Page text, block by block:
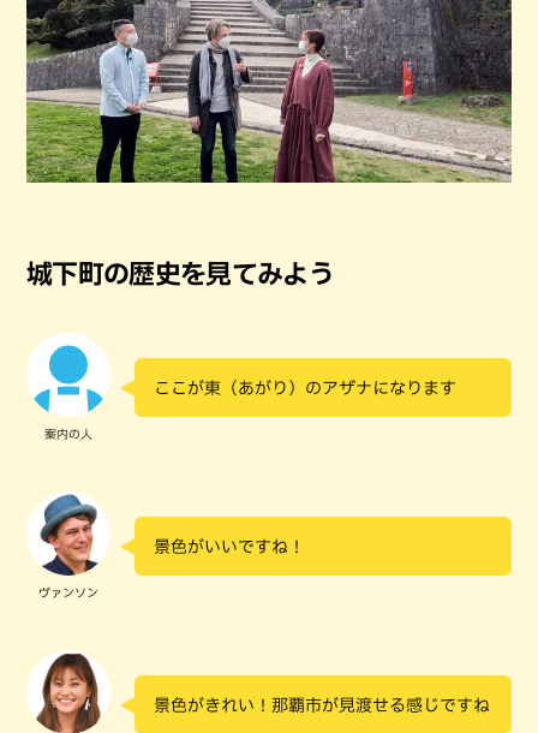
城下町の歴史を見てみよう
案内の人
ここが東（あがり）のアザナになります
ヴァンソン
景色がいいですね！
景色がきれい！那覇市が見渡せる感じですね